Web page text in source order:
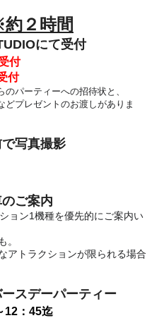
２時間
にて受付
付
付
のパーティーへの招待状と、
プレゼントのお渡しがありま
写真撮影
ご案内
ョン1機種を優先的にご案内い
。
トラクションが限られる場合
スデーパーティー
12：45迄